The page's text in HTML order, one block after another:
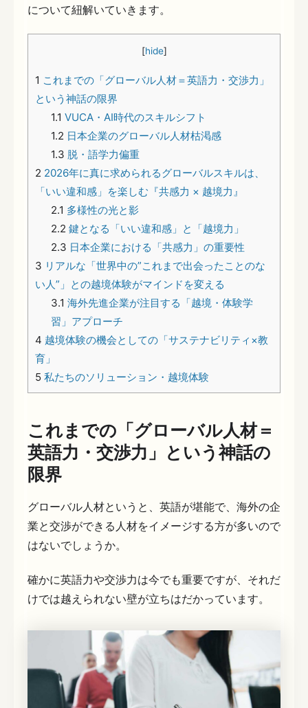
について紐解いていきます。
[hide]
1 これまでの「グローバル人材＝英語力・交渉力」
という神話の限界
1.1 VUCA・AI時代のスキルシフト
1.2 日本企業のグローバル人材枯渇感
1.3 脱・語学力偏重
2 2026年に真に求められるグローバルスキルは、
「いい違和感」を楽しむ『共感力 × 越境力』
2.1 多様性の光と影
2.2 鍵となる「いい違和感」と「越境力」
2.3 日本企業における「共感力」の重要性
3 リアルな「世界中の”これまで出会ったことのな
い人”」との越境体験がマインドを変える
3.1 海外先進企業が注目する「越境・体験学
習」アプローチ
4 越境体験の機会としての「サステナビリティ×教
育」
5 私たちのソリューション・越境体験
これまでの「グローバル人材＝
英語力・交渉力」という神話の
限界
グローバル人材というと、英語が堪能で、海外の企
業と交渉ができる人材をイメージする方が多いので
はないでしょうか。
確かに英語力や交渉力は今でも重要ですが、それだ
けでは越えられない壁が立ちはだかっています。